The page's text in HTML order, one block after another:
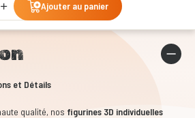
Ajouter au panier
et Détails
qualité, nos figurines 3D individuelles